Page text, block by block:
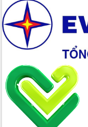
Đắk Lắk thời kỳ 2021-2030,
đến năm 2050
Phát động chiến dịch 30 ngày
giải phóng mặt bằng Tuyến
ven biển
Đắk Lắk nỗ lực thúc đẩy tăng
kinh tế từ 10% trở lên trong Quý
II/2026
Đắk Lắk ký kết thỏa thuận
chuyển đổi số giai đoạn 2026
với Tập đoàn Bưu chính Viễn
Việt Nam